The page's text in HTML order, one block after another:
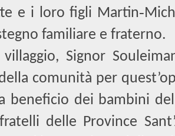
e i loro figli Martin‑
familiare e fraterno.
Signor
comunità per
beneficio dei bambini
delle Province